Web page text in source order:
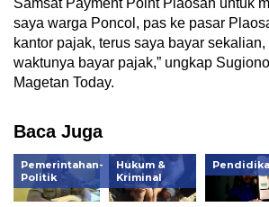
Samsat Payment Point Plaosan untuk
saya warga Poncol, pas ke pasar
kantor pajak, terus saya bayar
waktunya bayar pajak,” ungkap
Magetan Today.
Baca Juga
Pemerintahan-
Politik
Hukum &
Kriminal